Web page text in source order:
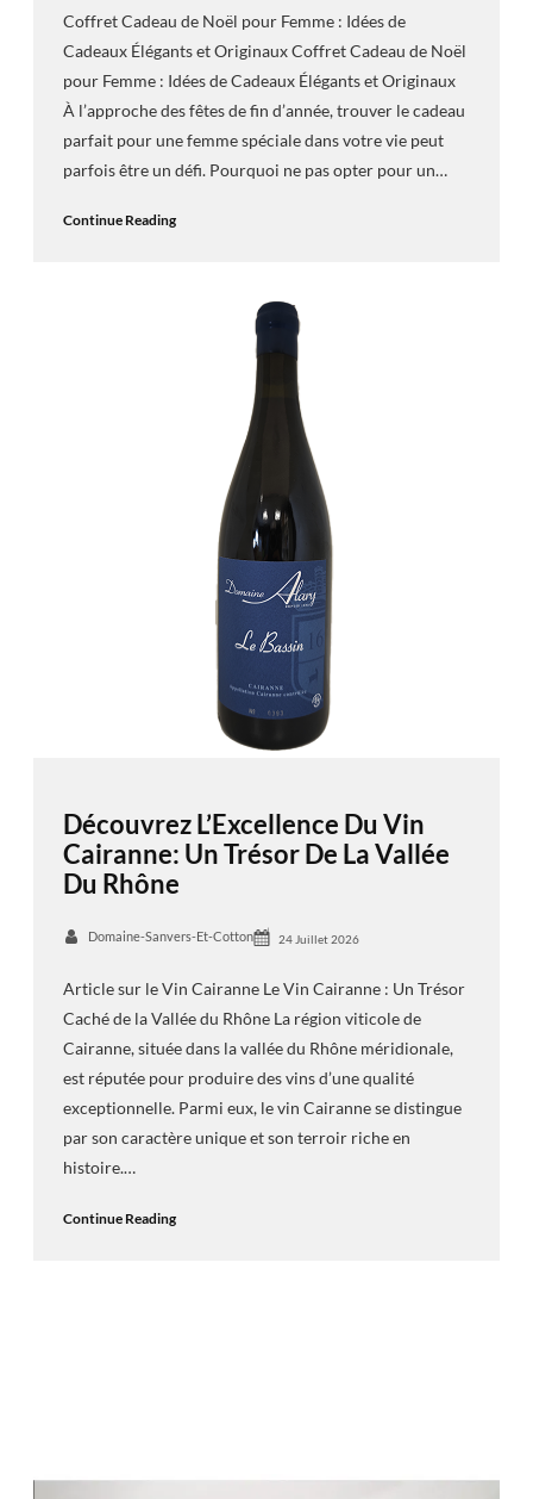
Coffret Cadeau de Noël pour Femme : Idées de
Cadeaux Élégants et Originaux Coffret Cadeau de Noël
pour Femme : Idées de Cadeaux Élégants et Originaux
À l’approche des fêtes de fin d’année, trouver le cadeau
parfait pour une femme spéciale dans votre vie peut
parfois être un défi. Pourquoi ne pas opter pour un…
Continue Reading
Découvrez L’Excellence Du Vin
Cairanne: Un Trésor De La Vallée
Du Rhône
Domaine-Sanvers-Et-Cotton 24 Juillet 2026
Article sur le Vin Cairanne Le Vin Cairanne : Un Trésor
Caché de la Vallée du Rhône La région viticole de
Cairanne, située dans la vallée du Rhône méridionale,
est réputée pour produire des vins d’une qualité
exceptionnelle. Parmi eux, le vin Cairanne se distingue
par son caractère unique et son terroir riche en
histoire.…
Continue Reading